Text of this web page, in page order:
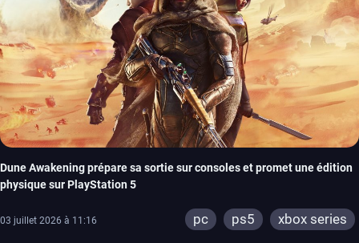
Dune Awakening prépare sa sortie sur consoles et promet une édition
physique sur PlayStation 5
03 juillet 2026 à 11:16 pc ps5 xbox series